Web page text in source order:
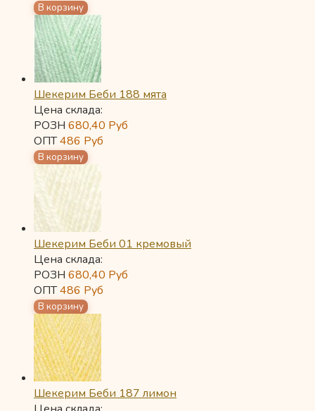
Шекерим Беби 188 мята
Цена склада:
РОЗН 680,40 Руб
ОПТ486 Руб
Шекерим Беби 01 кремовый
Цена склада:
РОЗН 680,40 Руб
ОПТ486 Руб
Шекерим Беби 187 лимон